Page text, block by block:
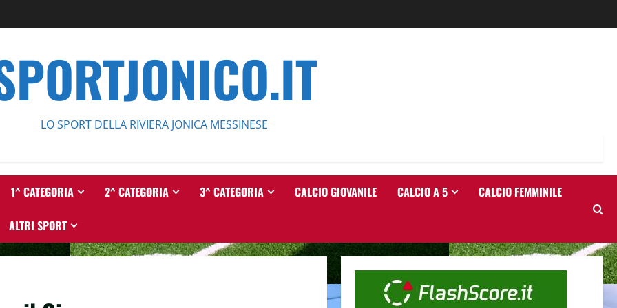
LO SPORT DELLA RIVIERA JONICA MESSINESE
1^ CATEGORIA 2^ CATEGORIA 3^ CATEGORIA CALCIO GIOVANILE CALCIO A 5 CALCIO FEMMINILE
ALTRI SPORT